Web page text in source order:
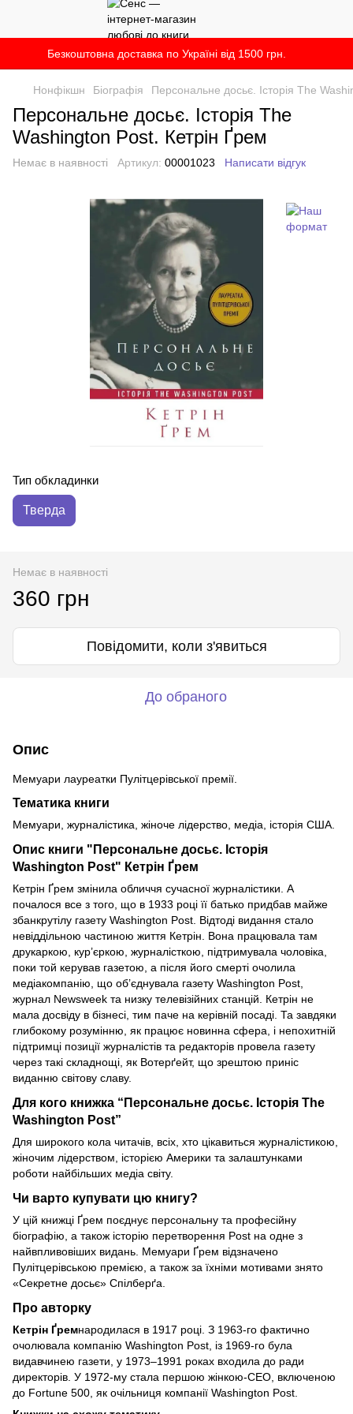
Безкоштовна доставка по Україні від 1500 грн.
Нонфікшн Біографія Персональне досьє. Історія The
Персональне досьє. Історія The
Washington Post. Кетрін Ґрем
Немає в наявності Артикул: 00001023 Написати відгук
Тип обкладинки
Тверда
Немає в наявності
360 грн
Повідомити, коли з'явиться
До обраного
Опис
Мемуари лауреатки Пулітцерівської премії.
Тематика книги
Мемуари, журналістика, жіноче лідерство, медіа, історія США.
Опис книги "Персональне досьє. Історія
Washington Post" Кетрін Ґрем
Кетрін Ґрем змінила обличчя сучасної журналістики. А
почалося все з того, що в 1933 році її батько придбав майже
збанкрутілу газету Washington Post. Відтоді видання стало
невіддільною частиною життя Кетрін. Вона працювала там
друкаркою, кур’єркою, журналісткою, підтримувала чоловіка,
поки той керував газетою, а після його смерті очолила
медіакомпанію, що об’єднувала газету Washington Post,
журнал Newsweek та низку телевізійних станцій. Кетрін не
мала досвіду в бізнесі, тим паче на керівній посаді. Та завдяки
глибокому розумінню, як працює новинна сфера, і непохитній
підтримці позиції журналістів та редакторів провела газету
через такі складнощі, як Вотерґейт, що зрештою приніс
виданню світову славу.
Для кого книжка “Персональне досьє. Історія The
Washington Post”
Для широкого кола читачів, всіх, хто цікавиться журналістикою,
жіночим лідерством, історією Америки та залаштунками
роботи найбільших медіа світу.
Чи варто купувати цю книгу?
У цій книжці Ґрем поєднує персональну та професійну
біографію, а також історію перетворення Post на одне з
найвпливовіших видань. Мемуари Ґрем відзначено
Пулітцерівською премією, а також за їхніми мотивами знято
«Секретне досьє» Спілберґа.
Про авторку
Кетрін Ґремнародилася в 1917 році. З 1963-го фактично
очолювала компанію Washington Post, із 1969-го була
видавчинею газети, у 1973–1991 роках входила до ради
директорів. У 1972-му стала першою жінкою-CEO, включеною
до Fortune 500, як очільниця компанії Washington Post.